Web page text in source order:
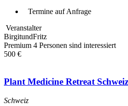
Termine auf Anfrage
Veranstalter
BirgitundFritz
Premium 4 Personen sind interessiert
500 €
Plant Medicine Retreat
Schweiz